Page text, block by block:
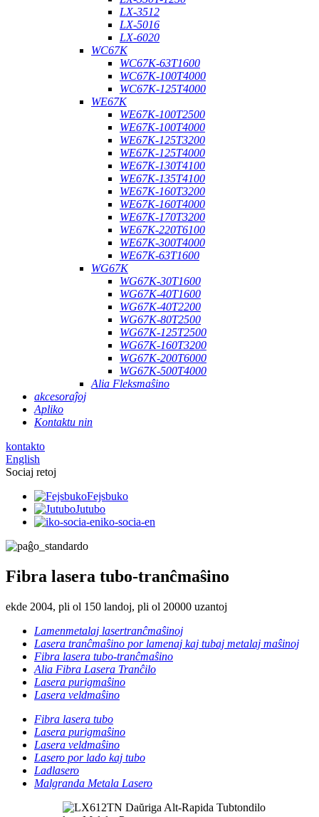
LX-3512
LX-5016
LX-6020
WC67K
WC67K-63T1600
WC67K-100T4000
WC67K-125T4000
WE67K
WE67K-100T2500
WE67K-100T4000
WE67K-125T3200
WE67K-125T4000
WE67K-130T4100
WE67K-135T4100
WE67K-160T3200
WE67K-160T4000
WE67K-170T3200
WE67K-220T6100
WE67K-300T4000
WE67K-63T1600
WG67K
WG67K-30T1600
WG67K-40T1600
WG67K-40T2200
WG67K-80T2500
WG67K-125T2500
WG67K-160T3200
WG67K-200T6000
WG67K-500T4000
Alia Fleksmaŝino
akcesoraĵoj
Apliko
Kontaktu nin
kontakto
English
Sociaj retoj
Fejsbuko
Jutubo
iko-socia-en
Fibra lasera tubo-tranĉmaŝino
ekde 2004, pli ol 150 landoj, pli ol 20000 uzantoj
Lamenmetalaj lasertranĉmaŝinoj
Lasera tranĉmaŝino por lamenaj kaj tubaj metalaj maŝinoj
Fibra lasera tubo-tranĉmaŝino
Alia Fibra Lasera Tranĉilo
Lasera purigmaŝino
Lasera veldmaŝino
Fibra lasera tubo
Lasera purigmaŝino
Lasera veldmaŝino
Lasero por lado kaj tubo
Ladlasero
Malgranda Metala Lasero